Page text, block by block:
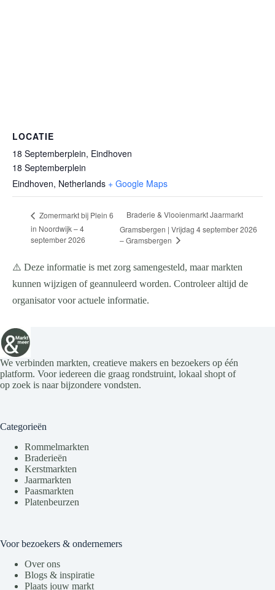
LOCATIE
18 Septemberplein, Eindhoven
18 Septemberplein
Eindhoven, Netherlands + Google Maps
Zomermarkt bij Plein 6
in Noordwijk – 4
september 2026
Braderie & Vlooienmarkt Jaarmarkt
Gramsbergen | Vrijdag 4 september 2026
– Gramsbergen
⚠️ Deze informatie is met zorg samengesteld, maar markten
kunnen wijzigen of geannuleerd worden. Controleer altijd de
organisator voor actuele informatie.
We verbinden markten, creatieve makers en bezoekers op één
platform. Voor iedereen die graag rondstruint, lokaal shopt of
op zoek is naar bijzondere vondsten.
Categorieën
Rommelmarkten
Braderieën
Kerstmarkten
Jaarmarkten
Paasmarkten
Platenbeurzen
Voor bezoekers & ondernemers
Over ons
Blogs & inspiratie
Plaats jouw markt